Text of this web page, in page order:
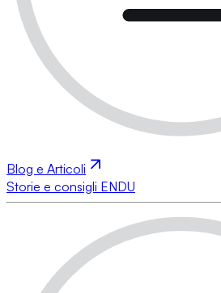
Blog e Articoli
Storie e consigli ENDU